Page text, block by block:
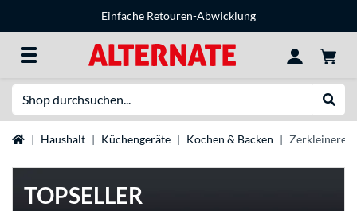
Einfache Retouren-Abwicklung
StartseiteHaushalt Küchengeräte Kochen & Backen Zerkleinerer
TOPSELLER